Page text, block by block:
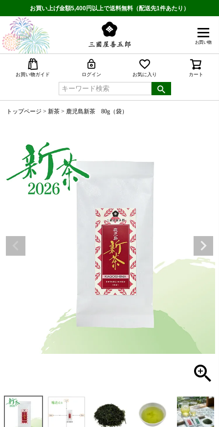
お買い上げ金額5,400円以上で送料無料（配送先1件あたり）
お買い物
お買い物ガイド ログイン お気に入り カート
トップページ 新茶 鹿児島新茶 80g（袋）